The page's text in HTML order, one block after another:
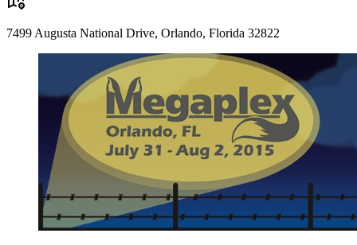
7499 Augusta National Drive, Orlando, Florida 32822